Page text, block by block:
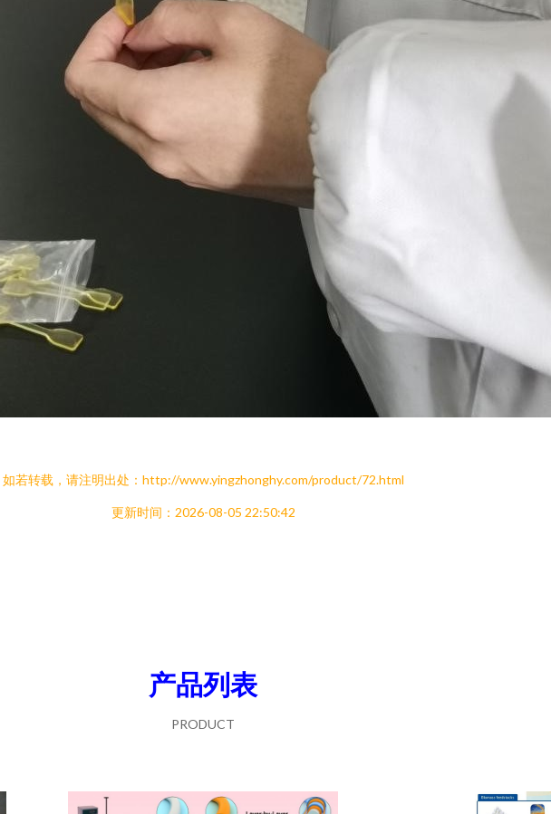
如若转载，请注明出处：http://www.yingzhonghy.com/product/72.html
更新时间：2026-08-05 22:50:42
产品列表
PRODUCT